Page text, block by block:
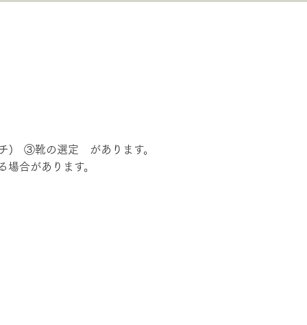
) ③靴の選定 があります。
合があります。